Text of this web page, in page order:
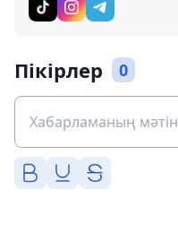
Пікірлер 0